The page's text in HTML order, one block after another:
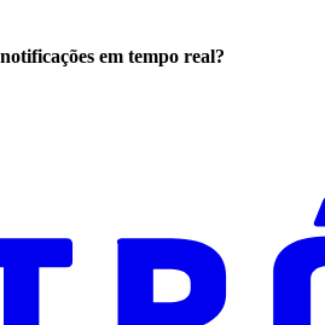
notificações em tempo real?